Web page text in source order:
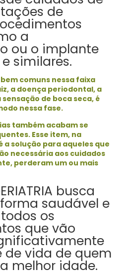
de
a
ou o implante
similares.
comuns nessa faixa
a doença periodontal, a
de boca seca, é
nessa fase.
também acabam se
Esse item, na
a solução para aqueles que
necessária aos cuidados
perderam um ou mais
busca
saudável e
os
que vão
vida de quem
melhor idade.